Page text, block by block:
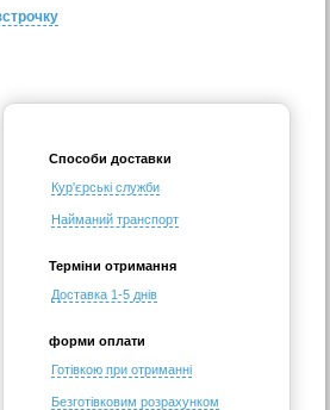
Способи доставки
Кур'єрські служби
Найманий транспорт
Терміни отримання
Доставка 1-5 днів
форми оплати
Готівкою при отриманні
Безготівковим розрахунком